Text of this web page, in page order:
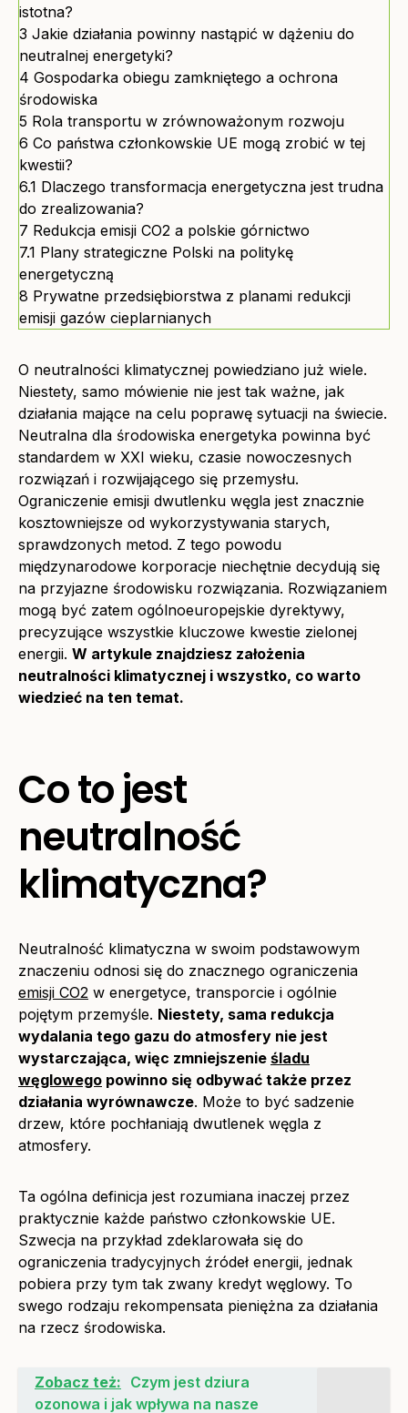
istotna?
3 Jakie działania powinny nastąpić w dążeniu do
neutralnej energetyki?
4 Gospodarka obiegu zamkniętego a ochrona
środowiska
5 Rola transportu w zrównoważonym rozwoju
6 Co państwa członkowskie UE mogą zrobić w tej
kwestii?
6.1 Dlaczego transformacja energetyczna jest trudna
do zrealizowania?
7 Redukcja emisji CO2 a polskie górnictwo
7.1 Plany strategiczne Polski na politykę
energetyczną
8 Prywatne przedsiębiorstwa z planami redukcji
emisji gazów cieplarnianych
O neutralności klimatycznej powiedziano już wiele.
Niestety, samo mówienie nie jest tak ważne, jak
działania mające na celu poprawę sytuacji na świecie.
Neutralna dla środowiska energetyka powinna być
standardem w XXI wieku, czasie nowoczesnych
rozwiązań i rozwijającego się przemysłu.
Ograniczenie emisji dwutlenku węgla jest znacznie
kosztowniejsze od wykorzystywania starych,
sprawdzonych metod. Z tego powodu
międzynarodowe korporacje niechętnie decydują się
na przyjazne środowisku rozwiązania. Rozwiązaniem
mogą być zatem ogólnoeuropejskie dyrektywy,
precyzujące wszystkie kluczowe kwestie zielonej
energii. W artykule znajdziesz założenia
neutralności klimatycznej i wszystko, co warto
wiedzieć na ten temat.
Co to jest
neutralność
klimatyczna?
Neutralność klimatyczna w swoim podstawowym
znaczeniu odnosi się do znacznego ograniczenia
emisji CO2 w energetyce, transporcie i ogólnie
pojętym przemyśle. Niestety, sama redukcja
wydalania tego gazu do atmosfery nie jest
wystarczająca, więc zmniejszenie śladu
węglowego powinno się odbywać także przez
działania wyrównawcze. Może to być sadzenie
drzew, które pochłaniają dwutlenek węgla z
atmosfery.
Ta ogólna definicja jest rozumiana inaczej przez
praktycznie każde państwo członkowskie UE.
Szwecja na przykład zdeklarowała się do
ograniczenia tradycyjnych źródeł energii, jednak
pobiera przy tym tak zwany kredyt węglowy. To
swego rodzaju rekompensata pieniężna za działania
na rzecz środowiska.
Zobacz też: Czym jest dziura
ozonowa i jak wpływa na nasze